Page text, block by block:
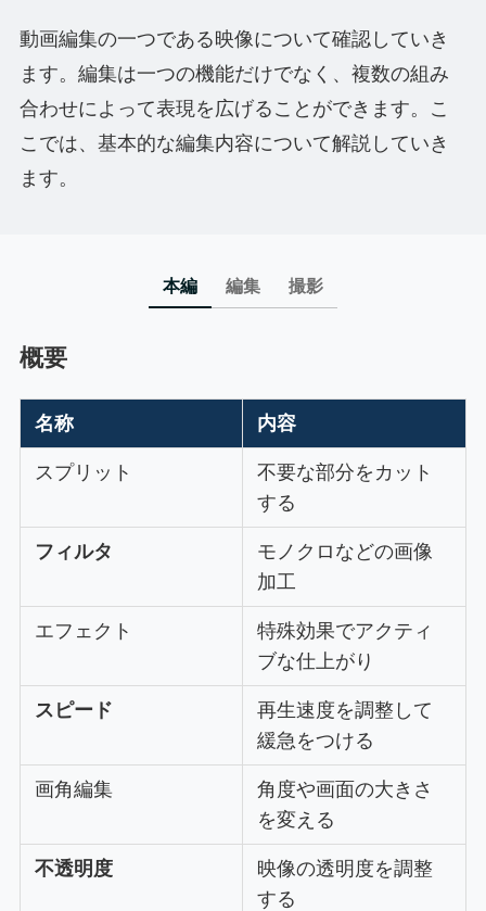
動画編集の一つである映像について確認していき
ます。編集は一つの機能だけでなく、複数の組み
合わせによって表現を広げることができます。こ
こでは、基本的な編集内容について解説していき
ます。
本編 編集 撮影
概要
名称 内容
スプリット
不要な部分をカット
する
フィルタ
モノクロなどの画像
加工
エフェクト
特殊効果でアクティ
ブな仕上がり
スピード
再生速度を調整して
緩急をつける
画角編集
角度や画面の大きさ
を変える
不透明度
映像の透明度を調整
する